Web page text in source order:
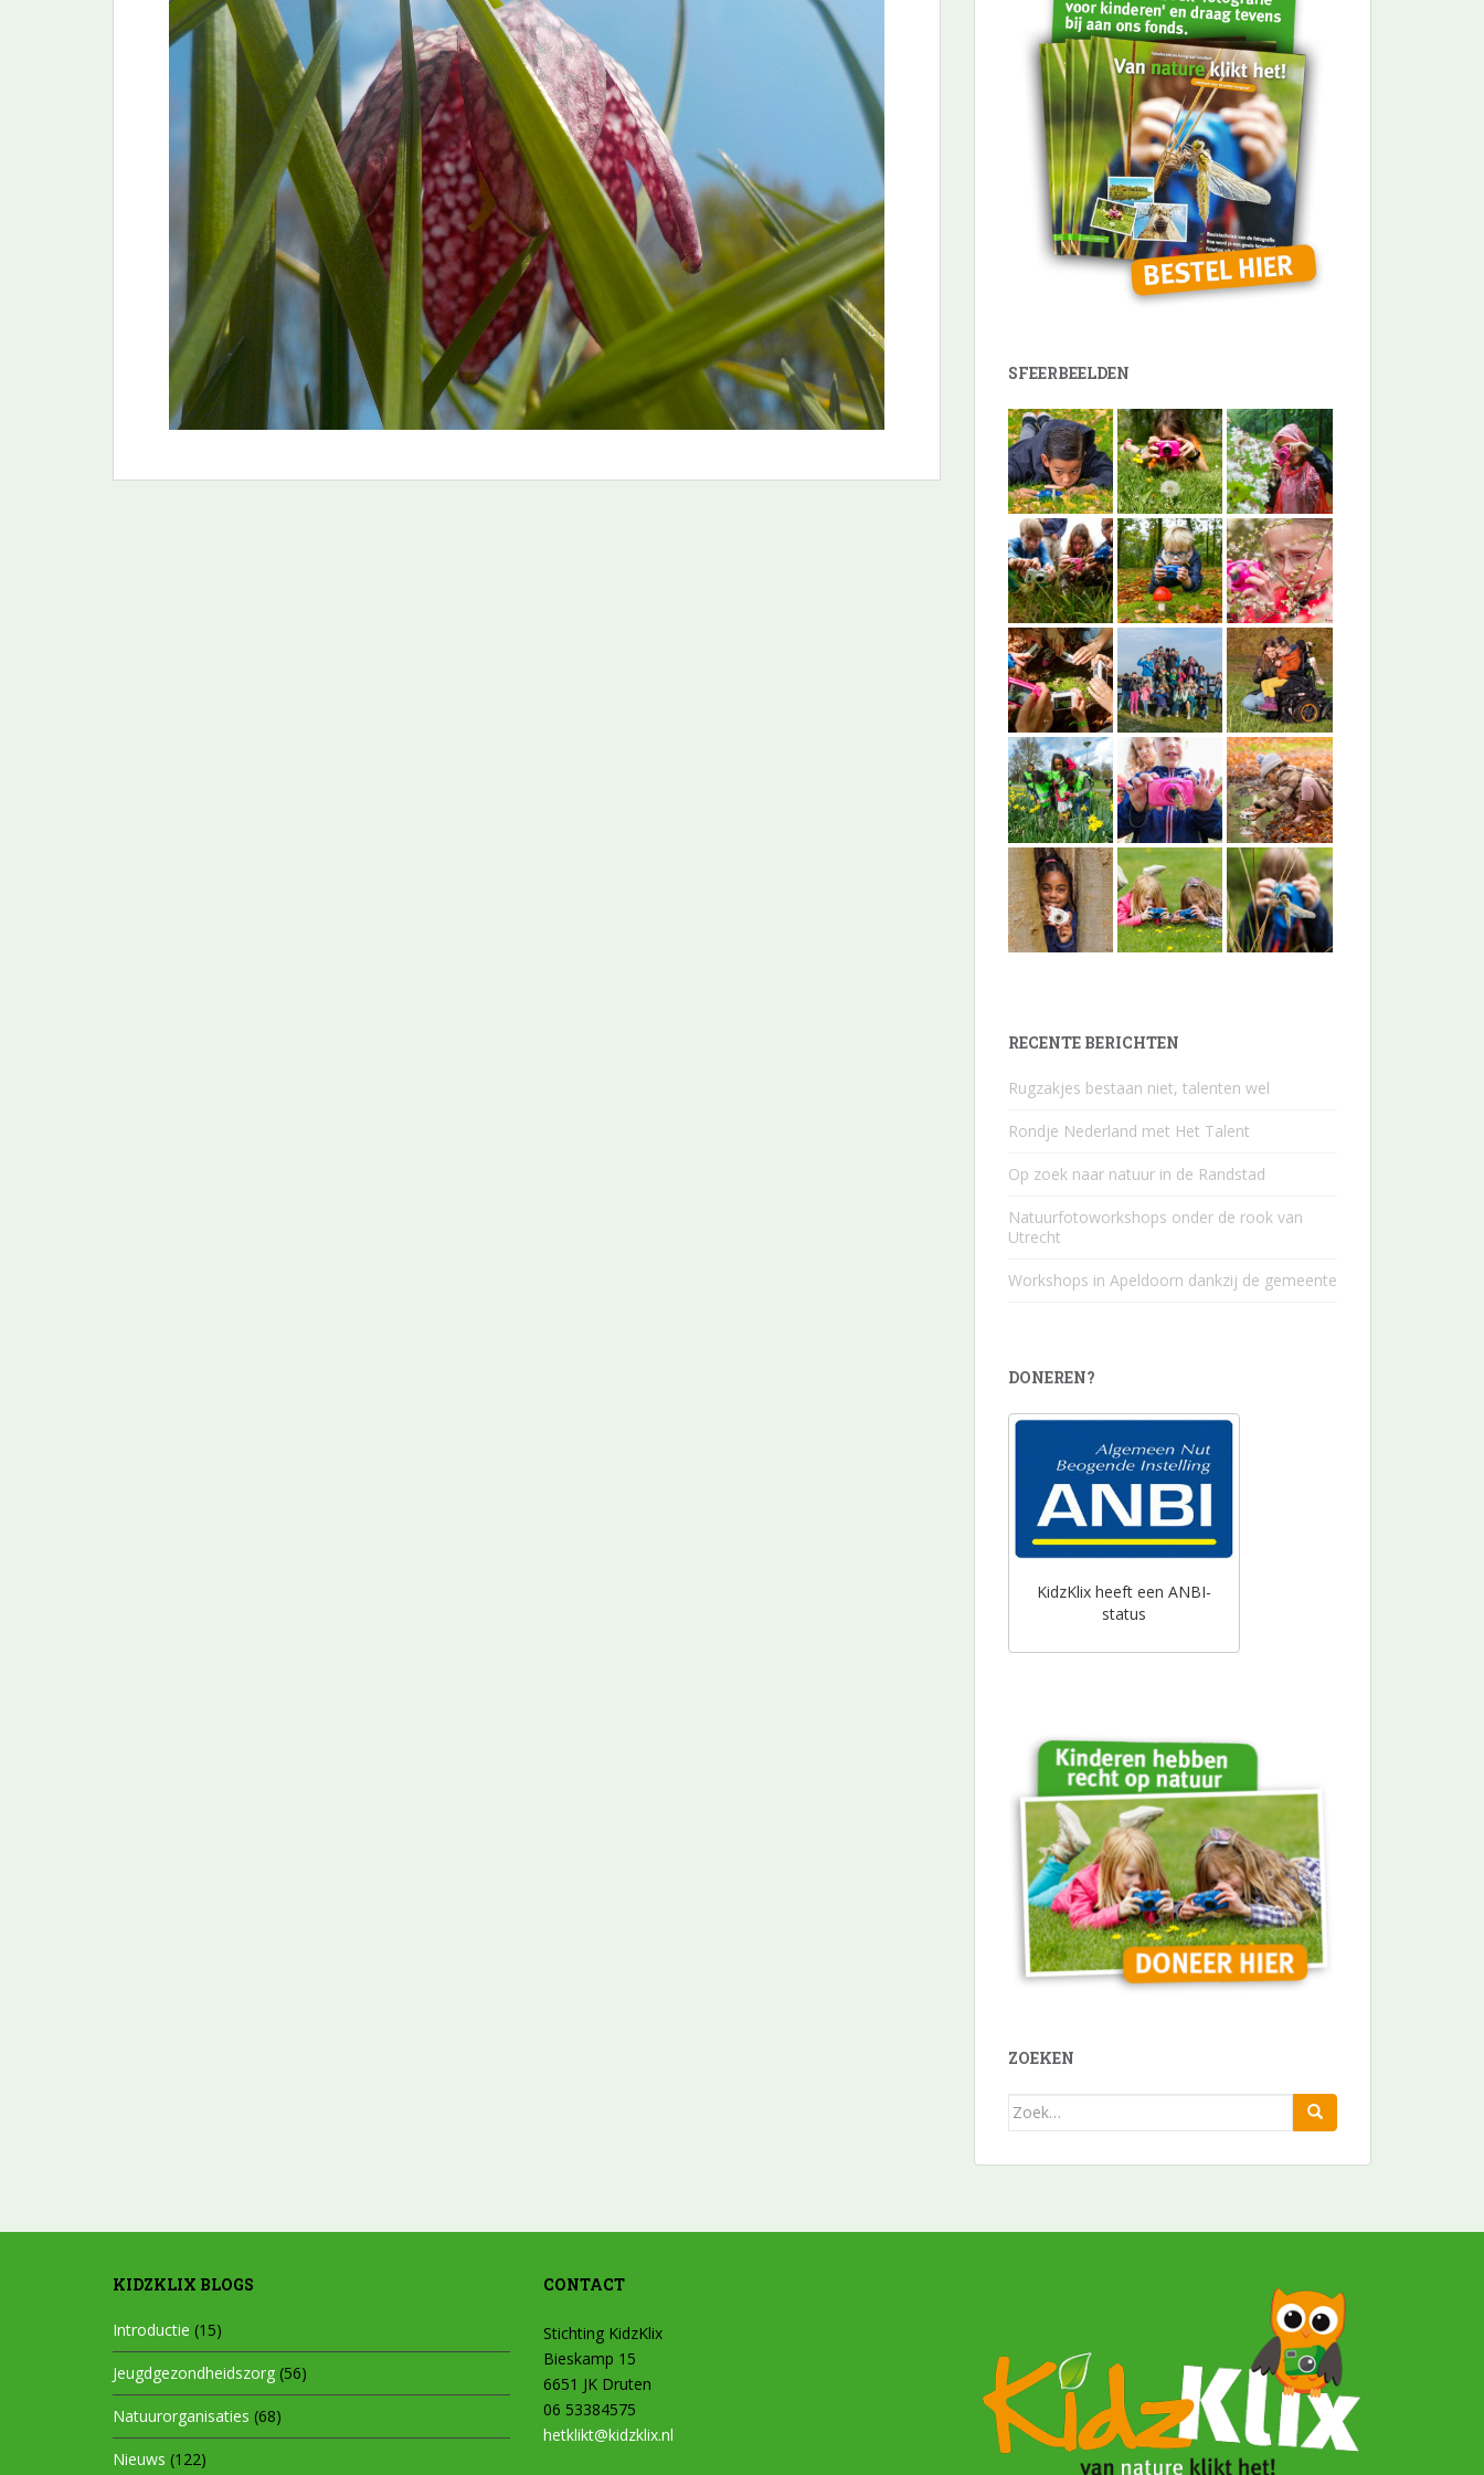
SFEERBEELDEN
RECENTE BERICHTEN
Rugzakjes bestaan niet, talenten wel
Rondje Nederland met Het Talent
Op zoek naar natuur in de Randstad
Natuurfotoworkshops onder de rook van
Utrecht
Workshops in Apeldoorn dankzij de gemeente
DONEREN?
KidzKlix heeft een ANBI-
status
ZOEKEN
Zoek
KIDZKLIX BLOGS
Introductie (15)
Jeugdgezondheidszorg (56)
Natuurorganisaties (68)
Nieuws (122)
CONTACT
Stichting KidzKlix
Bieskamp 15
6651 JK Druten
06 53384575
hetklikt@kidzklix.nl